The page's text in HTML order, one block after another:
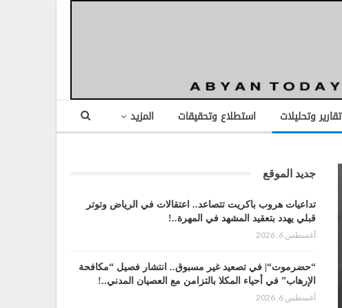
تقارير وتحليلات استطلاع وتحقيقات المزيد
جديد الموقع
تداعيات هروب باكريت تتصاعد.. اعتقالات في الرياض وتوتر
قبلي يهدد بتعقيد المشهد في المهرة..!
أغسطس 6, 2026
“حضرموت“| في تصعيد غير مسبوق.. انتشار فصيل “مكافحة
الإرهاب” في أحياء المكلا بالتزامن مع العصيان المدني..!
أغسطس 6, 2026